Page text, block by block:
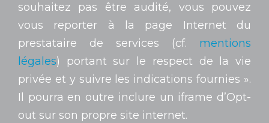
souhaitez pas être audité, vous pouvez
vous reporter à la page Internet du
prestataire de services (cf. mentions
légales) portant sur le respect de la vie
privée et y suivre les indications fournies ».
Il pourra en outre inclure un iframe d’Opt-
out sur son propre site internet.